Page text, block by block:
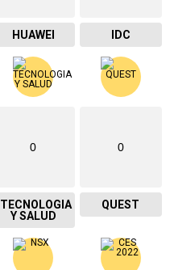
HUAWEI IDC
0
TECNOLOGIA
Y SALUD
0
QUEST